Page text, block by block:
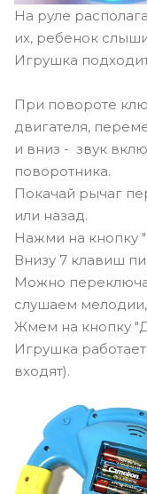
На руле
их, ребенок
Игрушка подходит
При повороте
двигателя,
и вниз - звук
поворотника.
Покачай рычаг
или назад.
Нажми на кнопку
Внизу 7 клавиш
Можно
слушаем
Жмем на кнопку
Игрушка
входят).